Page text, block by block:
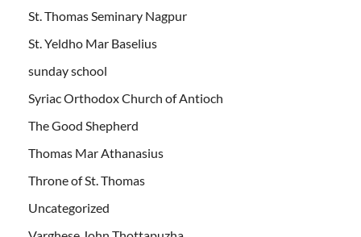
St. Thomas Seminary Nagpur
St. Yeldho Mar Baselius
sunday school
Syriac Orthodox Church of Antioch
The Good Shepherd
Thomas Mar Athanasius
Throne of St. Thomas
Uncategorized